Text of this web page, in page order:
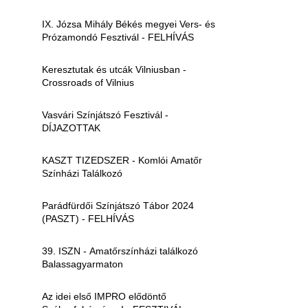
IX. Józsa Mihály Békés megyei Vers- és
Prózamondó Fesztivál - FELHÍVÁS
Keresztutak és utcák Vilniusban -
Crossroads of Vilnius
Vasvári Színjátszó Fesztivál -
DÍJAZOTTAK
KASZT TIZEDSZER - Komlói Amatőr
Színházi Találkozó
Parádfürdői Színjátszó Tábor 2024
(PASZT) - FELHÍVÁS
39. ISZN - Amatőrszínházi találkozó
Balassagyarmaton
Az idei első IMPRO elődöntő